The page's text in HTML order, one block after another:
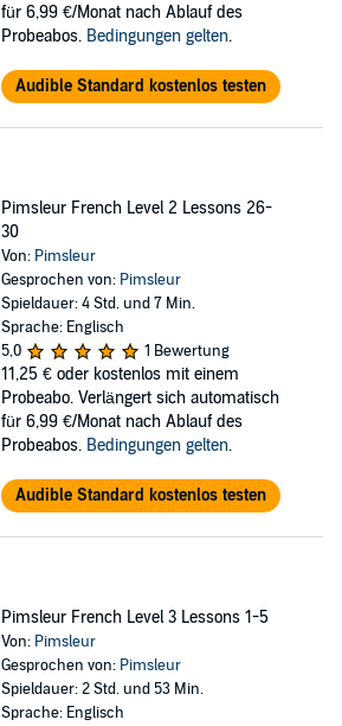
für 6,99 €/Monat nach Ablauf des
Probeabos. Bedingungen gelten.
Audible Standard kostenlos testen
Pimsleur French Level 2 Lessons 26-
30
Von: Pimsleur
Gesprochen von: Pimsleur
Spieldauer: 4 Std. und 7 Min.
Sprache: Englisch
5,0
1 Bewertung
11,25 € oder kostenlos mit einem
Probeabo. Verlängert sich automatisch
für 6,99 €/Monat nach Ablauf des
Probeabos. Bedingungen gelten.
Audible Standard kostenlos testen
Pimsleur French Level 3 Lessons 1-5
Von: Pimsleur
Gesprochen von: Pimsleur
Spieldauer: 2 Std. und 53 Min.
Sprache: Englisch